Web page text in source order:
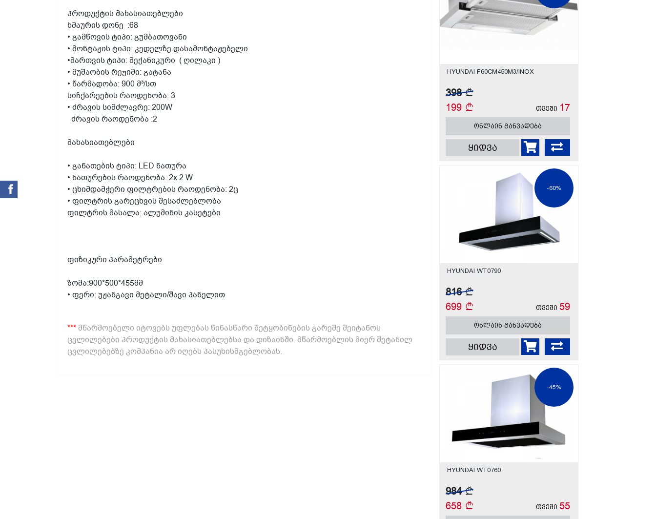
პროდუქტის მახასიათებლები
ხმაურის დონე :68
• გამწოვის ტიპი: გუმბათოვანი
• მონტაჟის ტიპი: კედელზე დასამონტაჟებელი
•მართვის ტიპი: მექანიკური ( ღილაკი )
• მუშაობის რეჟიმი: გატანა
• წარმადობა: 900 მ³/სთ
სიჩქარეების რაოდენობა: 3
• ძრავის სიმძლავრე: 200W
ძრავის რაოდენობა :2
მახასიათებლები
• განათების ტიპი: LED ნათურა
• ნათურების რაოდენობა: 2x 2 W
• ცხიმდამჭერი ფილტრების რაოდენობა: 2ც
• ფილტრის გარეცხვის შესაძლებლობა
ფილტრის მასალა: ალუმინის კასეტები
ფიზიკური პარამეტრები
ზომა:900*500*455მმ
• ფერი: უჟანგავი მეტალი/შავი პანელით
*** მწარმოებელი იტოვებს უფლებას წინასწარი შეტყობინების გარეშე შეიტანოს
ცვლილებები პროდუქტის მახასიათებლებსა და დიზაინში. მწარმოებლის მიერ შეტანილ
ცვლილებებზე კომპანია არ იღებს პასუხისმგებლობას.
HYUNDAI F60CM450M3/INOX
398
199
თვეში 17
ონლაინ განვადება
ყიდვა
-60%
HYUNDAI WT0790
816
699
თვეში 59
ონლაინ განვადება
ყიდვა
-45%
HYUNDAI WT0760
984
658
თვეში 55